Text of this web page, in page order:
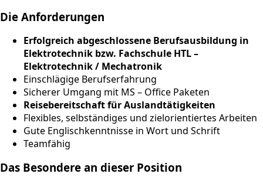
Die Anforderungen
Erfolgreich abgeschlossene Berufsausbildung in
Elektrotechnik bzw. Fachschule HTL –
Elektrotechnik / Mechatronik
Einschlägige Berufserfahrung
Sicherer Umgang mit MS – Office Paketen
Reisebereitschaft für Auslandtätigkeiten
Flexibles, selbständiges und zielorientiertes Arbeiten
Gute Englischkenntnisse in Wort und Schrift
Teamfähig
Das Besondere an dieser Position